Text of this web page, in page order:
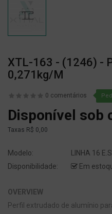
XTL-163 - (1246) -
0,271kg/m
0 comentários
Disponível sob
Taxas R$ 0,00
Modelo:
LINHA 16
Disponibilidade:
Em
OVERVIEW
Perfil extrudado de alumínio